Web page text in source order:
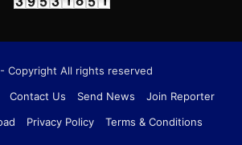
Copyright All rights reserved
Contact Us Send News
Join Reporter
Privacy Policy Terms & Conditions